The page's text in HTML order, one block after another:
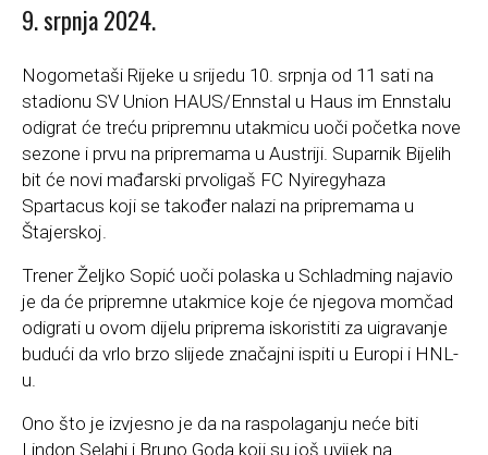
9. srpnja 2024.
Nogometaši Rijeke u srijedu 10. srpnja od 11 sati na
stadionu SV Union HAUS/Ennstal u Haus im Ennstalu
odigrat će treću pripremnu utakmicu uoči početka nove
sezone i prvu na pripremama u Austriji. Suparnik Bijelih
bit će novi mađarski prvoligaš FC Nyiregyhaza
Spartacus koji se također nalazi na pripremama u
Štajerskoj.
Trener Željko Sopić uoči polaska u Schladming najavio
je da će pripremne utakmice koje će njegova momčad
odigrati u ovom dijelu priprema iskoristiti za uigravanje
budući da vrlo brzo slijede značajni ispiti u Europi i HNL-
u.
Ono što je izvjesno je da na raspolaganju neće biti
Lindon Selahi i Bruno Goda koji su još uvijek na